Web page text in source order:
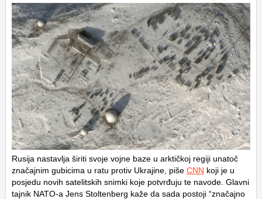
Rusija nastavlja širiti svoje vojne baze u arktičkoj regiji unatoč
značajnim gubicima u ratu protiv Ukrajine, piše CNN koji je u
posjedu novih satelitskih snimki koje potvrđuju te navode. Glavni
tajnik NATO-a Jens Stoltenberg kaže da sada postoji “značajno